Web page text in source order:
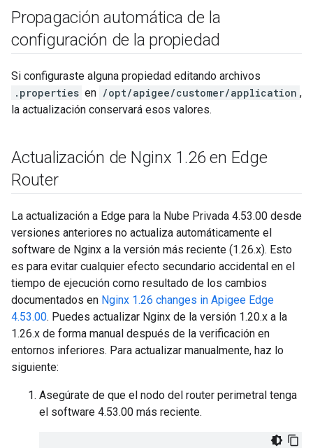
Propagación automática de la
configuración de la propiedad
Si configuraste alguna propiedad editando archivos
.properties en /opt/apigee/customer/application ,
la actualización conservará esos valores.
Actualización de Nginx 1.26 en Edge
Router
La actualización a Edge para la Nube Privada 4.53.00 desde
versiones anteriores no actualiza automáticamente el
software de Nginx a la versión más reciente (1.26.x). Esto
es para evitar cualquier efecto secundario accidental en el
tiempo de ejecución como resultado de los cambios
documentados en Nginx 1.26 changes in Apigee Edge
4.53.00. Puedes actualizar Nginx de la versión 1.20.x a la
1.26.x de forma manual después de la verificación en
entornos inferiores. Para actualizar manualmente, haz lo
siguiente:
Asegúrate de que el nodo del router perimetral tenga
el software 4.53.00 más reciente.